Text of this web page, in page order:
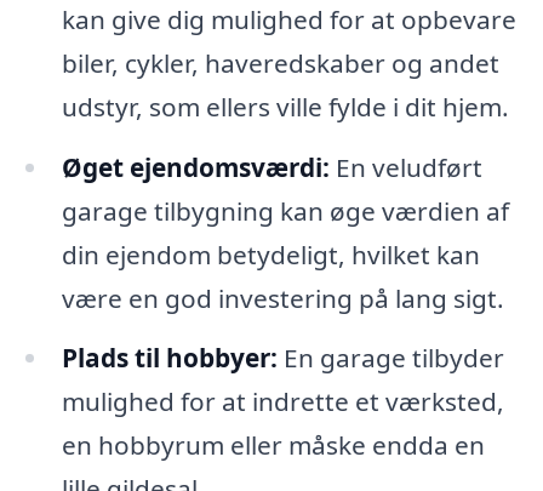
kan give dig mulighed for at opbevare
biler, cykler, haveredskaber og andet
udstyr, som ellers ville fylde i dit hjem.
Øget ejendomsværdi: En veludført
garage tilbygning kan øge værdien af
din ejendom betydeligt, hvilket kan
være en god investering på lang sigt.
Plads til hobbyer: En garage tilbyder
mulighed for at indrette et værksted,
en hobbyrum eller måske endda en